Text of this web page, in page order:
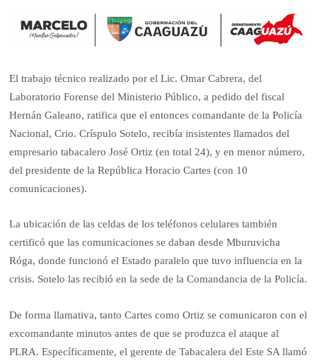
El trabajo técnico realizado por el Lic. Omar Cabrera, del
Laboratorio Forense del Ministerio Público, a pedido del fiscal
Hernán Galeano, ratifica que el entonces comandante de la Policía
Nacional, Crio. Críspulo Sotelo, recibía insistentes llamados del
empresario tabacalero José Ortiz (en total 24), y en menor número,
del presidente de la República Horacio Cartes (con 10
comunicaciones).
La ubicación de las celdas de los teléfonos celulares también
certificó que las comunicaciones se daban desde Mburuvicha
Róga, donde funcionó el Estado paralelo que tuvo influencia en la
crisis. Sotelo las recibió en la sede de la Comandancia de la Policía.
De forma llamativa, tanto Cartes como Ortiz se comunicaron con el
excomandante minutos antes de que se produzca el ataque al
PLRA. Específicamente, el gerente de Tabacalera del Este SA llamó